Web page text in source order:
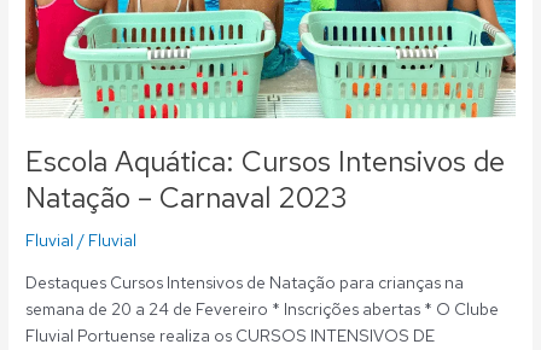
Escola Aquática: Cursos Intensivos de
Natação – Carnaval 2023
Fluvial / Fluvial
Destaques Cursos Intensivos de Natação para crianças na
semana de 20 a 24 de Fevereiro * Inscrições abertas * O Clube
Fluvial Portuense realiza os CURSOS INTENSIVOS DE